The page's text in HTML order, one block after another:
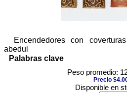
Encendedores con
abedul
Palabras clave
Peso promedio:
Precio
Disponible en